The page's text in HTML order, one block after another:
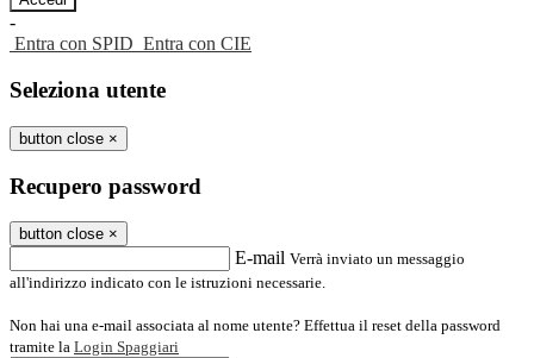
-
Entra con SPID Entra con CIE
Seleziona utente
button close ×
Recupero password
button close ×
E-mail Verrà inviato un messaggio
all'indirizzo indicato con le istruzioni necessarie.
Non hai una e-mail associata al nome utente? Effettua il reset della password
tramite la Login Spaggiari